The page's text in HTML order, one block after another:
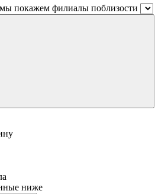
покажем филиалы поблизости
ниже